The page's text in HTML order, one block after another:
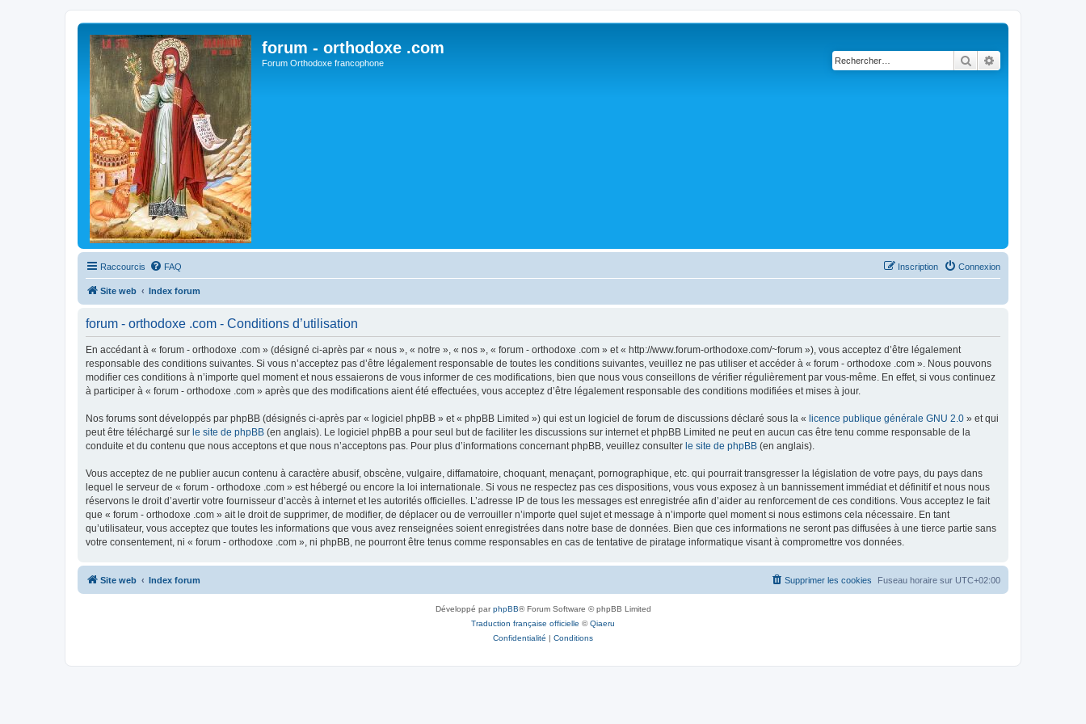
forum - orthodoxe .com
Forum Orthodoxe francophone Rechercher
Raccourcis FAQ Connexion
Inscription
Site web Index forum
forum - orthodoxe .com - Conditions d’utilisation
En accédant à « forum - orthodoxe .com » (désigné ci-après par « nous », « notre », « nos », « forum - orthodoxe .com » et « http://www.forum-orthodoxe.com/~forum »), vous acceptez d’être légalement
responsable des conditions suivantes. Si vous n’acceptez pas d’être légalement responsable de toutes les conditions suivantes, veuillez ne pas utiliser et accéder à « forum - orthodoxe .com ». Nous pouvons
modifier ces conditions à n’importe quel moment et nous essaierons de vous informer de ces modifications, bien que nous vous conseillons de vérifier régulièrement par vous-même. En effet, si vous continuez
à participer à « forum - orthodoxe .com » après que des modifications aient été effectuées, vous acceptez d’être légalement responsable des conditions modifiées et mises à jour.
Nos forums sont développés par phpBB (désignés ci-après par « logiciel phpBB » et « phpBB Limited ») qui est un logiciel de forum de discussions déclaré sous la « licence publique générale GNU 2.0 » et qui
peut être téléchargé sur le site de phpBB (en anglais). Le logiciel phpBB a pour seul but de faciliter les discussions sur internet et phpBB Limited ne peut en aucun cas être tenu comme responsable de la
conduite et du contenu que nous acceptons et que nous n’acceptons pas. Pour plus d’informations concernant phpBB, veuillez consulter le site de phpBB (en anglais).
Vous acceptez de ne publier aucun contenu à caractère abusif, obscène, vulgaire, diffamatoire, choquant, menaçant, pornographique, etc. qui pourrait transgresser la législation de votre pays, du pays dans
lequel le serveur de « forum - orthodoxe .com » est hébergé ou encore la loi internationale. Si vous ne respectez pas ces dispositions, vous vous exposez à un bannissement immédiat et définitif et nous nous
réservons le droit d’avertir votre fournisseur d’accès à internet et les autorités officielles. L’adresse IP de tous les messages est enregistrée afin d’aider au renforcement de ces conditions. Vous acceptez le fait
que « forum - orthodoxe .com » ait le droit de supprimer, de modifier, de déplacer ou de verrouiller n’importe quel sujet et message à n’importe quel moment si nous estimons cela nécessaire. En tant
qu’utilisateur, vous acceptez que toutes les informations que vous avez renseignées soient enregistrées dans notre base de données. Bien que ces informations ne seront pas diffusées à une tierce partie sans
votre consentement, ni « forum - orthodoxe .com », ni phpBB, ne pourront être tenus comme responsables en cas de tentative de piratage informatique visant à compromettre vos données.
Site web Index forum Fuseau horaire sur UTC+02:00
Supprimer les cookies
Développé parphpBB® Forum Software © phpBB Limited
Traduction française officielle ©Qiaeru
Confidentialité | Conditions